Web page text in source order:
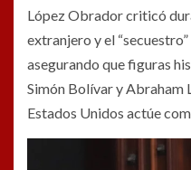
López Obrador criticó
extranjero y el
asegurando que figuras
Simón Bolívar y Abraham
Estados Unidos actúe